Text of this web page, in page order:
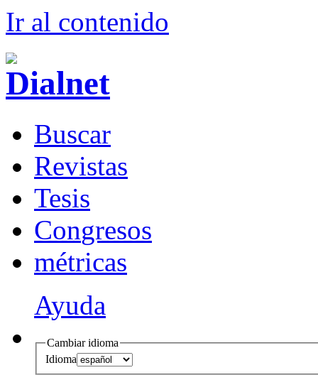
Ir al contenido
Buscar
Revistas
Tesis
Congresos
métricas
Ayuda
Cambiar idioma
Idioma